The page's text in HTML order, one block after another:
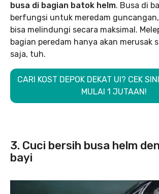
busa di bagian batok helm. Busa di
berfungsi untuk meredam
bisa melindungi secara maksimal.
bagian peredam hanya akan merusak
saja, tuh.
CARI KOST DEPOK DEKAT UI? CEK
MULAI 1 JUTAAN!
3. Cuci bersih busa helm
bayi